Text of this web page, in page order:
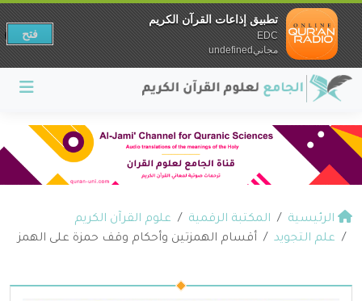
الرئيسية المكتبة الرقمية
علوم القرآن الكريم
علم التجويد
أقسام الهمزتين وأحكام وقف حمزة على الهمز
تطبيق إذاعات القرآن الكريم
EDC
مجانيundefined
فتح